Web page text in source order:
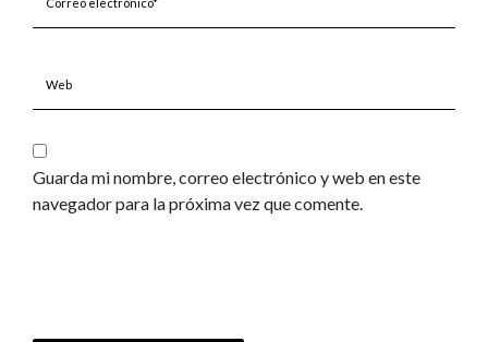
electrónico*
Guarda mi nombre, correo electrónico y web en este
navegador para la próxima vez que comente.